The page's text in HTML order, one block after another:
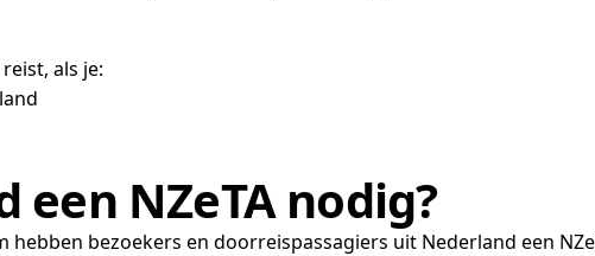
als je:
NZeTA nodig?
bezoekers en doorreispassagiers uit Nederland een